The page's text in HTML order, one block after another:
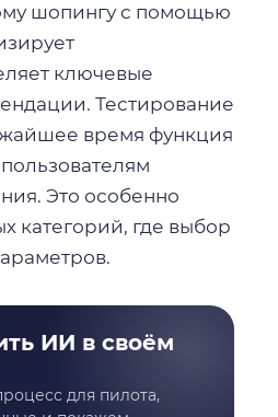
шопингу с помощью
ключевые
Тестирование
время функция
Это особенно
категорий, где выбор
ИИ в своём
для пилота,